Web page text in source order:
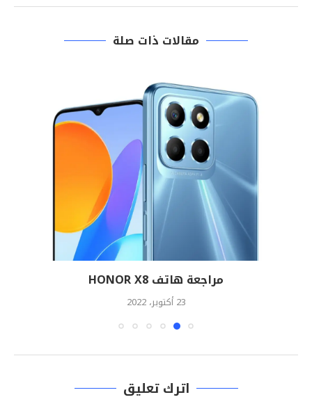
مقالات ذات صلة
مراجعة هاتف HONOR X8
23 أكتوبر، 2022
اترك تعليق